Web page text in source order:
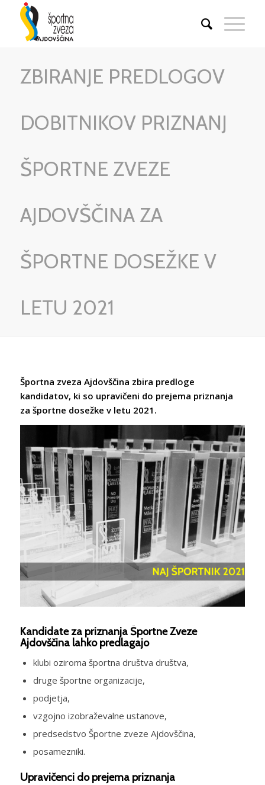
ZBIRANJE PREDLOGOV
DOBITNIKOV PRIZNANJ
ŠPORTNE ZVEZE
AJDOVŠČINA ZA
ŠPORTNE DOSEŽKE V
LETU 2021
Športna zveza Ajdovščina zbira predloge
kandidatov, ki so upravičeni do prejema priznanja
za športne dosežke v letu 2021.
Kandidate za priznanja Športne Zveze
Ajdovščina lahko predlagajo
klubi oziroma športna društva društva,
druge športne organizacije,
podjetja,
vzgojno izobraževalne ustanove,
predsedstvo Športne zveze Ajdovščina,
posamezniki.
Upravičenci do prejema priznanja